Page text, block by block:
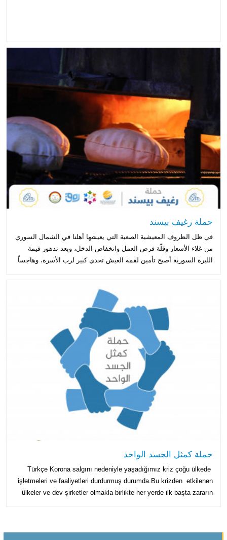
حملة رغيف بيسند
في ظل الظروف المعيشية الصعبة التي يعيشها أهلنا في الشمال السوري
من غلاء الأسعار وقلّة فرص العمل وانخفاض الدخل، وبعد تدهور قيمة
الليرة السورية أصبح تأمين لقمة العيش تحدي كبير لرب الأسرة، وهاجساً
حملة كمثل الجسد الواحد
Türkçe Korona salgını nedeniyle yaşadığımız kriz çoğu ülkede
işletmeleri ve faaliyetleri durdurmuş durumda.Bu krizden etkilenen
ülkeler ve dev şirketler olmakla birlikte her yerde ilk başta zararın